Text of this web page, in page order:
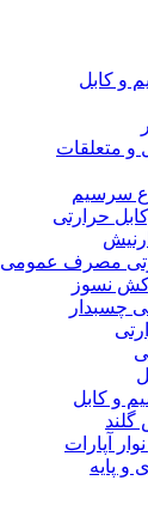
و کابل
و متعلقات
سرسیم
حرارتی
مصرف عمومی
نسوز
چسبدار
و کابل
گلند
آپارات
و پایه